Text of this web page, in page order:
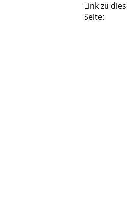
Link zu
Seite: